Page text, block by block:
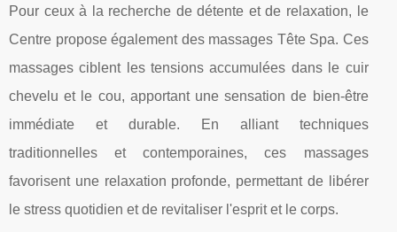
Pour ceux à la recherche de détente et de relaxation, le
Centre propose également des massages Tête Spa. Ces
massages ciblent les tensions accumulées dans le cuir
chevelu et le cou, apportant une sensation de bien-être
immédiate et durable. En alliant techniques
traditionnelles et contemporaines, ces massages
favorisent une relaxation profonde, permettant de libérer
le stress quotidien et de revitaliser l'esprit et le corps.